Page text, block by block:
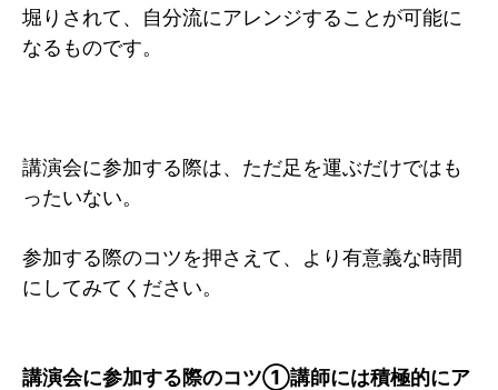
堀りされて、自分流にアレンジすることが可能に
なるものです。
講演会に参加する際は、ただ足を運ぶだけではも
ったいない。
参加する際のコツを押さえて、より有意義な時間
にしてみてください。
講演会に参加する際のコツ①講師には積極的にア